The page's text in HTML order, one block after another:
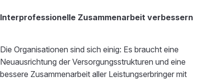
Interprofessionelle Zusammenarbeit verbessern
Die Organisationen sind sich einig: Es braucht eine
Neuausrichtung der Versorgungsstrukturen und eine
bessere Zusammenarbeit aller Leistungserbringer mit